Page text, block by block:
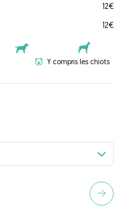
12€
12€
Y compris les chiots